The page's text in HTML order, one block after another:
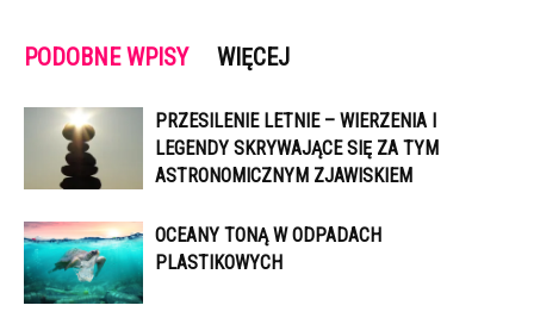
PODOBNE WPISY WIĘCEJ
PRZESILENIE LETNIE – WIERZENIA I
LEGENDY SKRYWAJĄCE SIĘ ZA TYM
ASTRONOMICZNYM ZJAWISKIEM
OCEANY TONĄ W ODPADACH
PLASTIKOWYCH